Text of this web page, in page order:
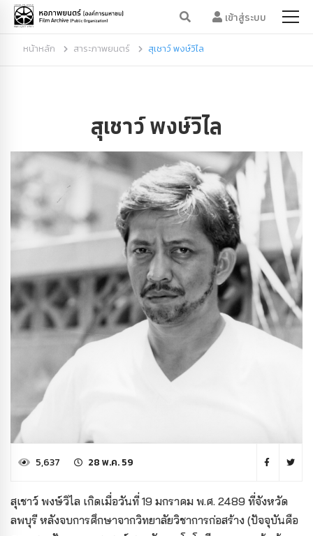
เข้าสู่ระบบ
หน้าหลัก สาระภาพยนตร์ สุเชาว์ พงษ์วิไล
สุเชาว์ พงษ์วิไล
5,637 28 พ.ค. 59
สุเชาว์ พงษ์วิไล เกิดเมื่อวันที่ 19 มกราคม พ.ศ. 2489 ที่จังหวัด
ลพบุรี หลังจบการศึกษาจากวิทยาลัยวิชาการก่อสร้าง (ปัจจุบันคือ